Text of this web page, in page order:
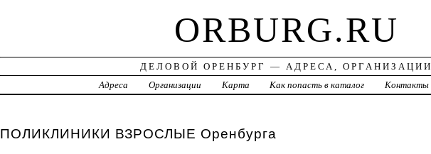
ORBURG.RU
ДЕЛОВОЙ ОРЕНБУРГ — АДРЕСА, ОРГАНИЗАЦИИ
Адреса
Организации Карта Как попасть в каталог Контакты
ПОЛИКЛИНИКИ ВЗРОСЛЫЕ Оренбурга